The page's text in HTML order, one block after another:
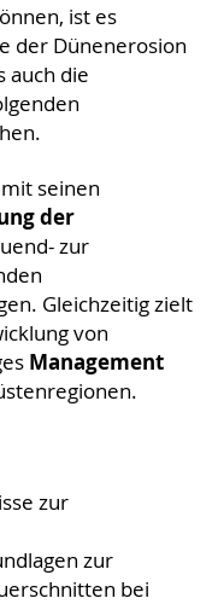
ist es
der Dünenerosion
auch die
seinen
der
zur
Gleichzeitig zielt
von
Management
zur
zur
bei